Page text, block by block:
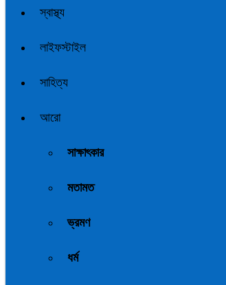
স্বাস্থ্য
লাইফস্টাইল
সাহিত্য
আরো
সাক্ষাৎকার
মতামত
ভ্রমণ
ধর্ম